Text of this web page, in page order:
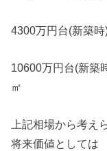
4300万円台(新
10600万円台(新
㎡
上記相場から考え
将来価値としては